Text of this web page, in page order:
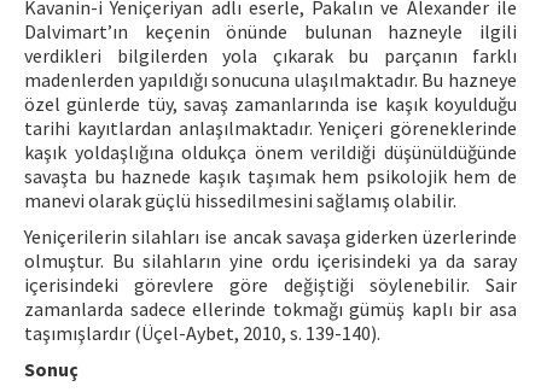
Kavanin-i Yeniçeriyan adlı eserle, Pakalın ve Alexander ile
Dalvimart’ın keçenin önünde bulunan hazneyle ilgili
verdikleri bilgilerden yola çıkarak bu parçanın farklı
madenlerden yapıldığı sonucuna ulaşılmaktadır. Bu hazneye
özel günlerde tüy, savaş zamanlarında ise kaşık koyulduğu
tarihi kayıtlardan anlaşılmaktadır. Yeniçeri göreneklerinde
kaşık yoldaşlığına oldukça önem verildiği düşünüldüğünde
savaşta bu haznede kaşık taşımak hem psikolojik hem de
manevi olarak güçlü hissedilmesini sağlamış olabilir.
Yeniçerilerin silahları ise ancak savaşa giderken üzerlerinde
olmuştur. Bu silahların yine ordu içerisindeki ya da saray
içerisindeki görevlere göre değiştiği söylenebilir. Sair
zamanlarda sadece ellerinde tokmağı gümüş kaplı bir asa
taşımışlardır (Üçel-Aybet, 2010, s. 139-140).
Sonuç